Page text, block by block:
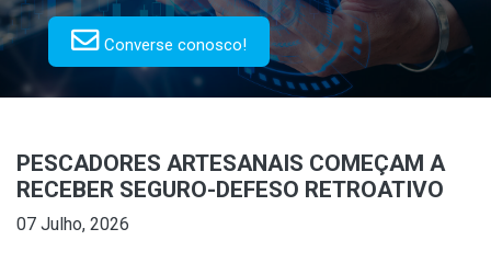
Converse conosco!
PESCADORES ARTESANAIS COMEÇAM A
RECEBER SEGURO-DEFESO RETROATIVO
07 Julho, 2026